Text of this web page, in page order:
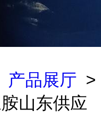
产品展厅 >
山东供应